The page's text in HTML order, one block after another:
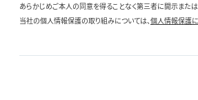
あらかじめご本人の同意を得ることなく第三者に開示または
当社の個人情報保護の取り組みについては、個人情報保護